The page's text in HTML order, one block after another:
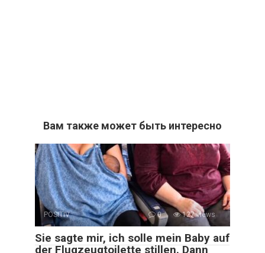
Вам также может быть интересно
POSITIV 0 127 views
Sie sagte mir, ich solle mein Baby auf
der Flugzeugtoilette stillen. Dann